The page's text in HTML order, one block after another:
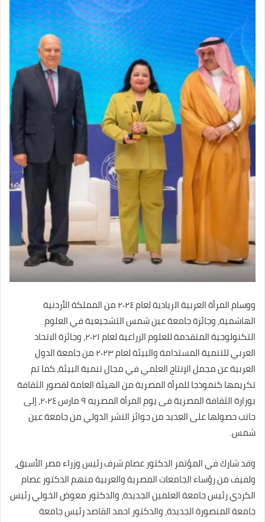
ووسام المرأة العربية الريادية لعام ٢٠٢٤ من المملكة الأردنية
الهاشمية، وجائزة جامعة عين شمس التشجيعية في العلوم
التكنولوجية المتقدمة للعلوم الزراعية لعام ٢٠٢١، وجائزة الاتحاد
العربي للتنمية المستدامة والبيئة لعام ٢٠٢٣ من جامعة الدول
العربية عن مجمل الإنتاج العلمي في مجال تنمية البيئة، كما تم
تكريمها كنموذجا للمرأة المصرية من الهيئة العامة لقصور الثقافة
بوزارة الثقافة المصرية فى يوم المرأة المصريه ٩ مارس ٢٠٢٤، إلى
جانب حصولها على العديد من جوائز النشر الدولي من جامعة عين
شمس.
وقد شارك في المؤتمر الدكتور عصام شرف رئيس وزراء مصر الأسبق،
ولفيف من رؤساء الجامعات المصرية والعربية منهم الدكتور عصام
الكردي رئيس جامعة العلمين الجديدة، والدكتور معوض الخولي رئيس
جامعة المنصورة الجديدة، والدكتور احمد القاصد رئيس جامعة